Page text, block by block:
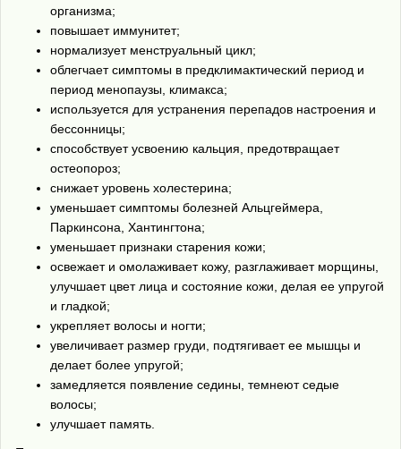
организма;
повышает иммунитет;
нормализует менструальный цикл;
облегчает симптомы в предклимактический период и
период менопаузы, климакса;
используется для устранения перепадов настроения и
бессонницы;
способствует усвоению кальция, предотвращает
остеопороз;
снижает уровень холестерина;
уменьшает симптомы болезней Альцгеймера,
Паркинсона, Хантингтона;
уменьшает признаки старения кожи;
освежает и омолаживает кожу, разглаживает морщины,
улучшает цвет лица и состояние кожи, делая ее упругой
и гладкой;
укрепляет волосы и ногти;
увеличивает размер груди, подтягивает ее мышцы и
делает более упругой;
замедляется появление седины, темнеют седые
волосы;
улучшает память.